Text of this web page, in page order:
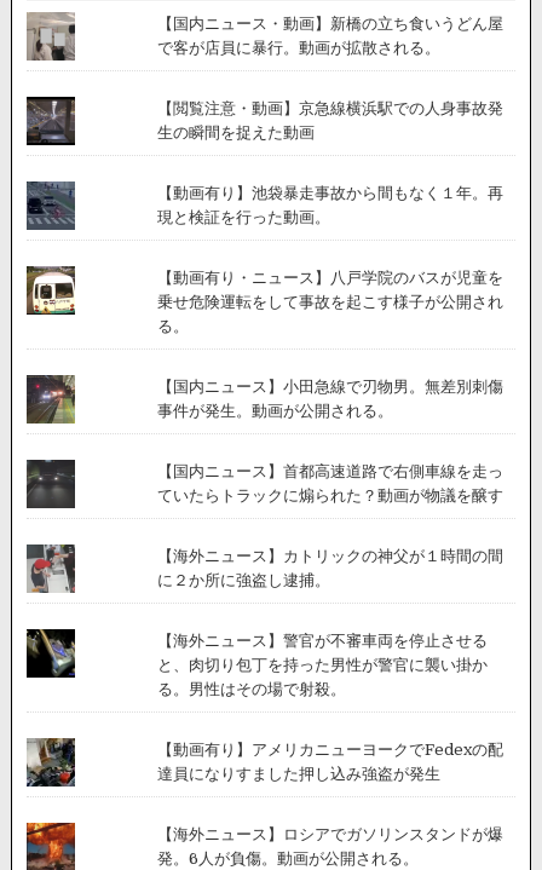
る
様
子
話
題
に
【国内ニュース・動画】新橋の立ち食いうどん屋
で客が店員に暴行。動画が拡散される。
【閲覧注意・動画】京急線横浜駅での人身事故発
生の瞬間を捉えた動画
【動画有り】池袋暴走事故から間もなく１年。再
現と検証を行った動画。
【動画有り・ニュース】八戸学院のバスが児童を
乗せ危険運転をして事故を起こす様子が公開され
る。
【国内ニュース】小田急線で刃物男。無差別刺傷
事件が発生。動画が公開される。
【国内ニュース】首都高速道路で右側車線を走っ
ていたらトラックに煽られた？動画が物議を醸す
【海外ニュース】カトリックの神父が１時間の間
に２か所に強盗し逮捕。
【海外ニュース】警官が不審車両を停止させる
と、肉切り包丁を持った男性が警官に襲い掛か
る。男性はその場で射殺。
【動画有り】アメリカニューヨークでFedexの配
達員になりすました押し込み強盗が発生
【海外ニュース】ロシアでガソリンスタンドが爆
発。6人が負傷。動画が公開される。